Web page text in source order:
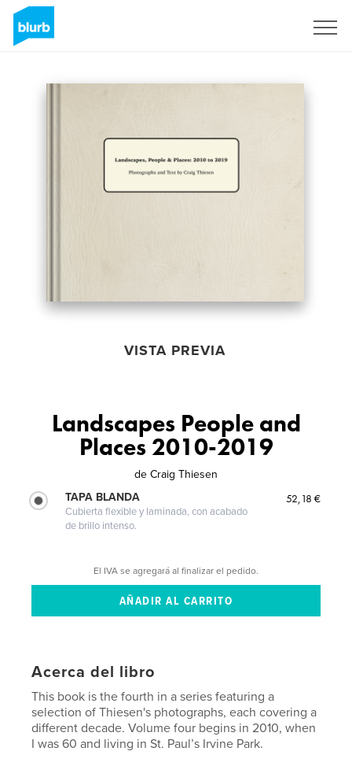
VISTA PREVIA
Landscapes People and
Places 2010-2019
de Craig Thiesen
TAPA BLANDA
Cubierta flexible y laminada, con acabado
de brillo intenso.
52,18 €
El IVA se agregará al finalizar el pedido.
Acerca del libro
This book is the fourth in a series featuring a
selection of Thiesen's photographs, each covering a
different decade. Volume four begins in 2010, when
I was 60 and living in St. Paul’s Irvine Park.